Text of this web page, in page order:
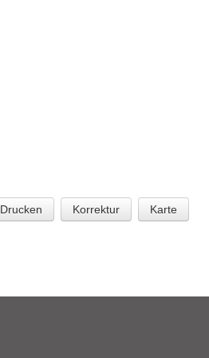
Drucken Korrektur Karte